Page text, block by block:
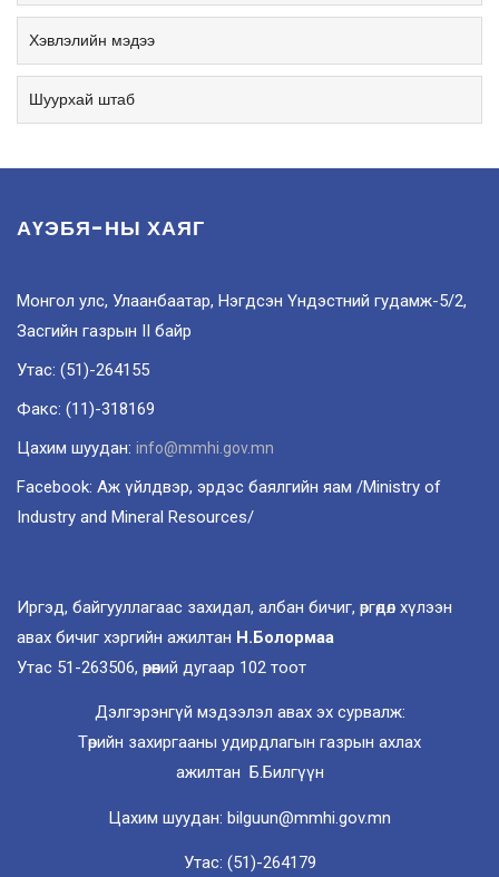
Хэвлэлийн мэдээ
Шуурхай штаб
АҮЭБЯ-НЫ ХАЯГ
Монгол улс, Улаанбаатар, Нэгдсэн Үндэстний гудамж-5/2,
Засгийн газрын II байр
Утас: (51)-264155
Факс: (11)-318169
Цахим шуудан: info@mmhi.gov.mn
Facebook: Аж үйлдвэр, эрдэс баялгийн яам /Ministry of
Industry and Mineral Resources/
Иргэд, байгууллагаас захидал, албан бичиг, өргөдөл хүлээн
авах бичиг хэргийн ажилтан Н.Болормаа
Утас 51-263506, өрөөний дугаар 102 тоот
Дэлгэрэнгүй мэдээлэл авах эх сурвалж:
Төрийн захиргааны удирдлагын газрын ахлах
ажилтан Б.Билгүүн
Цахим шуудан: bilguun@mmhi.gov.mn
Утас: (51)-264179